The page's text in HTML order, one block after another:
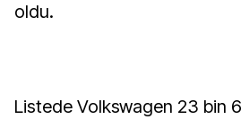
oldu.
Listede Volkswagen 23 bin